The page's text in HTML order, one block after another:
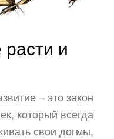
и
– это закон
который всегда
свои догмы,